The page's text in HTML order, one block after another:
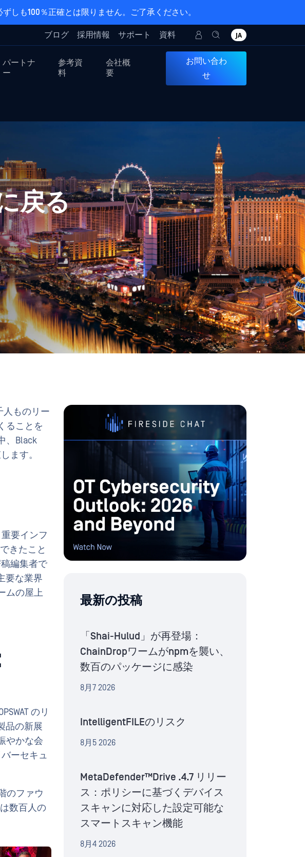
しも100％正確とは限りません。ご了承ください。
ブログ 採用情報 サポート 資料 JA
パートナ
ー
参考資
料
会社概
要
お問い合わ
せ
戻る
人ものリー
ることを
、Black
ます。
要インフ
きたこと
稿編集者で
要な業界
ムの屋上
のリ
品の新展
やかな会
ーセキュ
のファウ
数百人の
最新の投稿
「Shai-Hulud」が再登場：
ChainDropワームがnpmを襲い、
数百のパッケージに感染
8月7 2026
IntelligentFILEのリスク
8月5 2026
MetaDefender™Drive .4.7 リリー
ス：ポリシーに基づくデバイス
スキャンに対応した設定可能な
スマートスキャン機能
8月4 2026